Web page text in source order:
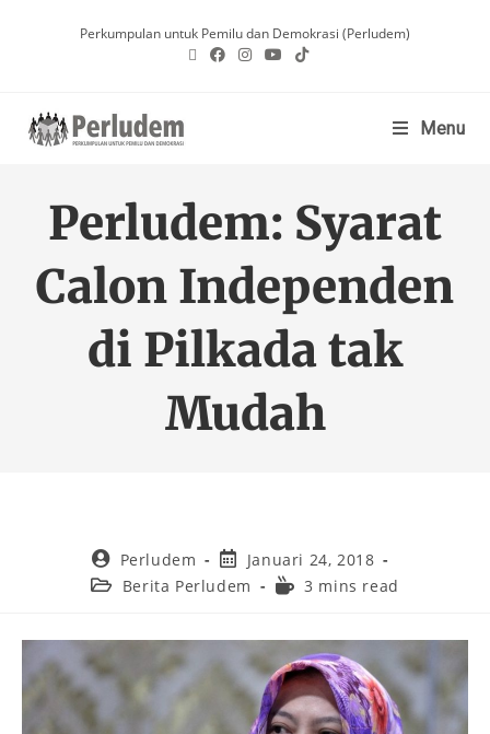
Perkumpulan untuk Pemilu dan Demokrasi (Perludem)
Menu
Perludem: Syarat
Calon Independen
di Pilkada tak
Mudah
Perludem
Januari 24, 2018
Berita Perludem
3 mins read